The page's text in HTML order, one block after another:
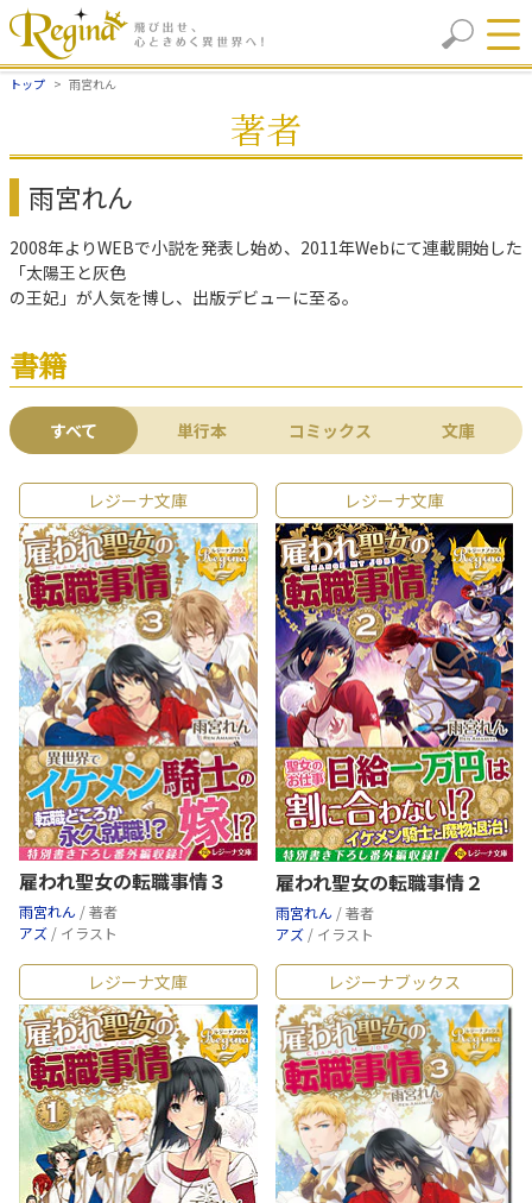
トップ 雨宮れん
著者
雨宮れん
2008年よりWEBで小説を発表し始め、2011年Webにて連載開始した
「太陽王と灰色
の王妃」が人気を博し、出版デビューに至る。
書籍
すべて 単行本 コミックス 文庫
レジーナ文庫
雇われ聖女の転職事情３
雨宮れん / 著者
アズ / イラスト
レジーナ文庫
雇われ聖女の転職事情２
雨宮れん / 著者
アズ / イラスト
レジーナ文庫 レジーナブックス